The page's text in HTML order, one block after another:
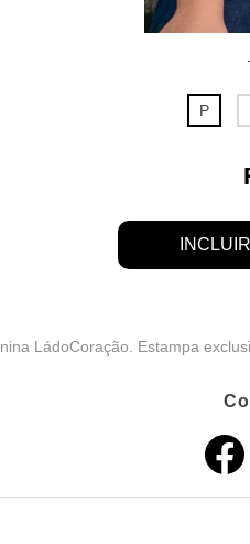
P
LádoCoração. Estampa